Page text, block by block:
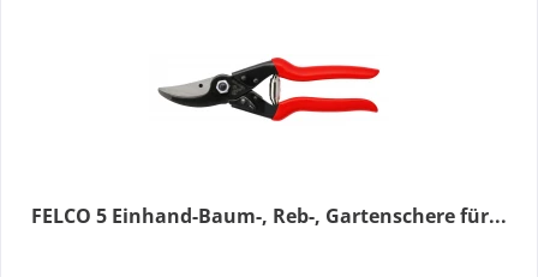
FELCO 5 Einhand-Baum-, Reb-, Gartenschere für...